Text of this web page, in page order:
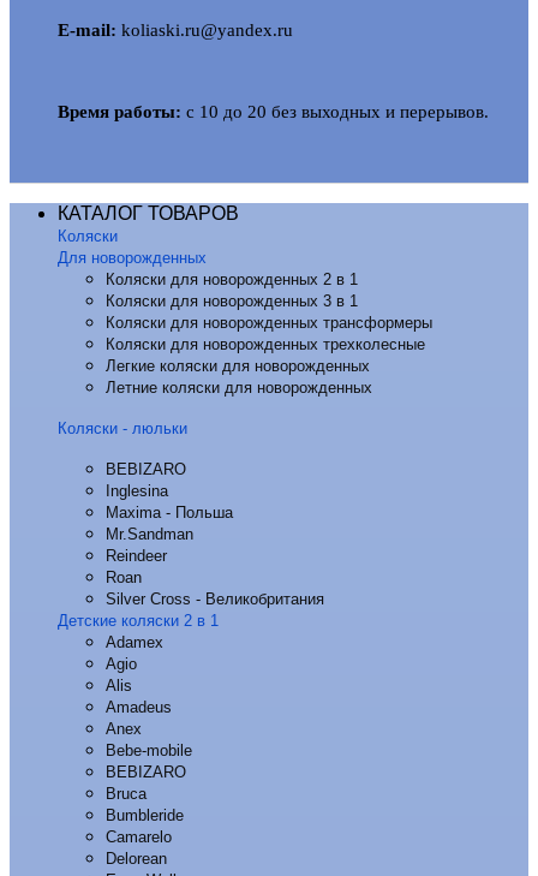
E-mail: koliaski.ru@yandex.ru
Время работы: с 10 до 20 без выходных и перерывов.
КАТАЛОГ ТОВАРОВ
Коляски
Для новорожденных
Коляски для новорожденных 2 в 1
Коляски для новорожденных 3 в 1
Коляски для новорожденных трансформеры
Коляски для новорожденных трехколесные
Легкие коляски для новорожденных
Летние коляски для новорожденных
Коляски - люльки
BEBIZARO
Inglesina
Maxima - Польша
Mr.Sandman
Reindeer
Roan
Silver Cross - Великобритания
Детские коляски 2 в 1
Adamex
Agio
Alis
Amadeus
Anex
Bebe-mobile
BEBIZARO
Bruca
Bumbleride
Camarelo
Delorean